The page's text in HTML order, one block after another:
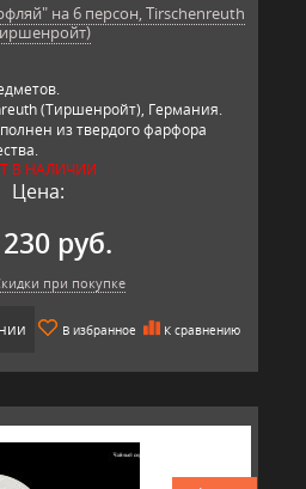
на 6 персон, Tirschenreuth
(Тиршенройт), Германия.
из твердого фарфора
В НАЛИЧИИ
Цена:
руб.
при покупке
В избранное К сравнению